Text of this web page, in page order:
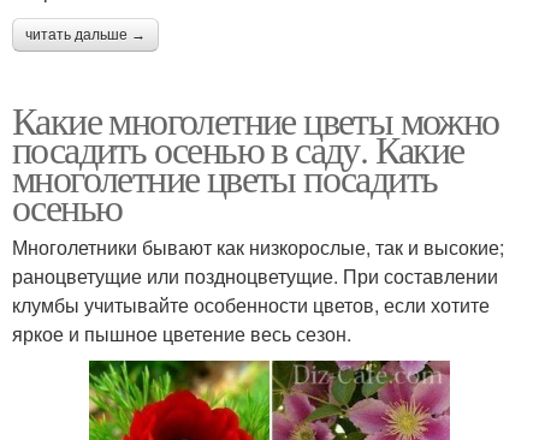
читать дальше →
Какие многолетние цветы можно
посадить осенью в саду. Какие
многолетние цветы посадить
осенью
Многолетники бывают как низкорослые, так и высокие;
раноцветущие или поздноцветущие. При составлении
клумбы учитывайте особенности цветов, если хотите
яркое и пышное цветение весь сезон.